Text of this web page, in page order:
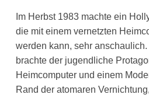
Im Herbst 1983 machte ein
die mit einem vernetzten
werden kann, sehr anschaulich.
brachte der jugendliche
Heimcomputer und einem
Rand der atomaren